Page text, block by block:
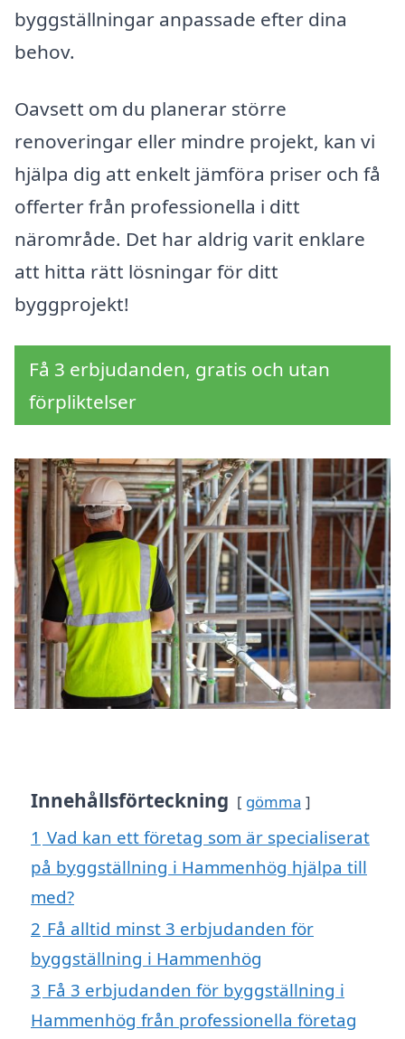
byggställningar anpassade efter dina
behov.
Oavsett om du planerar större
renoveringar eller mindre projekt, kan vi
hjälpa dig att enkelt jämföra priser och få
offerter från professionella i ditt
närområde. Det har aldrig varit enklare
att hitta rätt lösningar för ditt
byggprojekt!
Få 3 erbjudanden, gratis och utan
förpliktelser
Innehållsförteckning gömma
1 Vad kan ett företag som är specialiserat
på byggställning i Hammenhög hjälpa till
med?
2 Få alltid minst 3 erbjudanden för
byggställning i Hammenhög
3 Få 3 erbjudanden för byggställning i
Hammenhög från professionella företag